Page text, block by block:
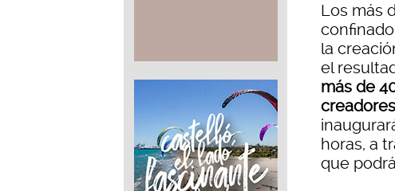
Los más
la
el
más de
horas, a
que